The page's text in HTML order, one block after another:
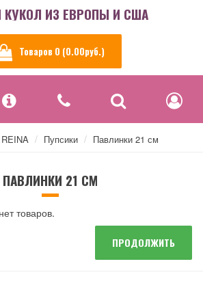
КУКОЛ ИЗ ЕВРОПЫ И США
Товаров 0 (0.00руб.)
Пупсики Павлинки 21 см
ПАВЛИНКИ 21 СМ
товаров.
ПРОДОЛЖИТЬ